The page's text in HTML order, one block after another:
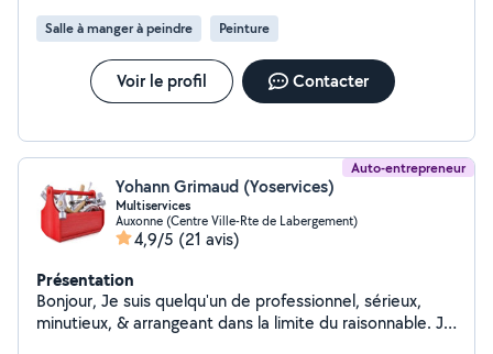
Salle à manger à peindre Peinture
Voir le profil Contacter
Auto-entrepreneur
Yohann Grimaud (Yoservices)
Multiservices
Auxonne (Centre Ville-Rte de Labergement)
4,9/5 (21 avis)
Présentation
Bonjour, Je suis quelqu'un de professionnel, sérieux,
minutieux, & arrangeant dans la limite du raisonnable. Je